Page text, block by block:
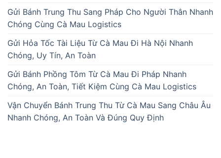
Gửi Bánh Trung Thu Sang Pháp Cho Người Thân Nhanh
Chóng Cùng Cà Mau Logistics
Gửi Hỏa Tốc Tài Liệu Từ Cà Mau Đi Hà Nội Nhanh
Chóng, Uy Tín, An Toàn
Gửi Bánh Phồng Tôm Từ Cà Mau Đi Pháp Nhanh
Chóng, An Toàn, Tiết Kiệm Cùng Cà Mau Logistics
Vận Chuyển Bánh Trung Thu Từ Cà Mau Sang Châu Âu
Nhanh Chóng, An Toàn Và Đúng Quy Định